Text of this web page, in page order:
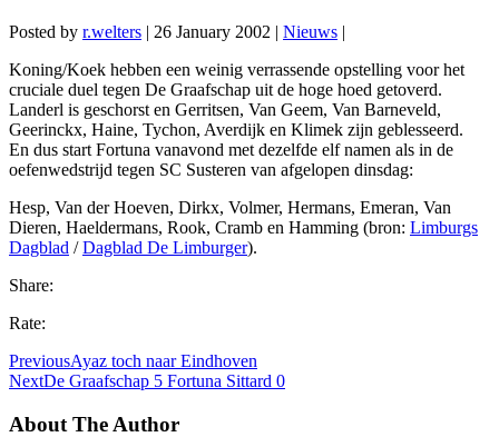
Posted by r.welters | 26 January 2002 | Nieuws |
Koning/Koek hebben een weinig verrassende opstelling voor het
cruciale duel tegen De Graafschap uit de hoge hoed getoverd.
Landerl is geschorst en Gerritsen, Van Geem, Van Barneveld,
Geerinckx, Haine, Tychon, Averdijk en Klimek zijn geblesseerd.
En dus start Fortuna vanavond met dezelfde elf namen als in de
oefenwedstrijd tegen SC Susteren van afgelopen dinsdag:
Hesp, Van der Hoeven, Dirkx, Volmer, Hermans, Emeran, Van
Dieren, Haeldermans, Rook, Cramb en Hamming (bron: Limburgs
Dagblad /Dagblad De Limburger).
Share:
Rate:
PreviousAyaz toch naar Eindhoven
NextDe Graafschap 5 Fortuna Sittard 0
About The Author